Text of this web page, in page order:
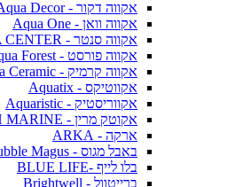
אקווה דקור - Aqua Decor
אקווה וואן - Aqua One
אקווה סנטר - AQUA CENTER
אקווה פורסט - Aqua Forest
אקווה קרמיק - Aqua Ceramic
אקווטיקס - Aquatix
אקווריסטיק - Aquaristic
אקוטק מרין - ECOTECH MARINE
ארקה - ARKA
באבל מגוס - Bubble Magus
בלו לייף -BLUE LIFE
ברייטוול - Brightwell